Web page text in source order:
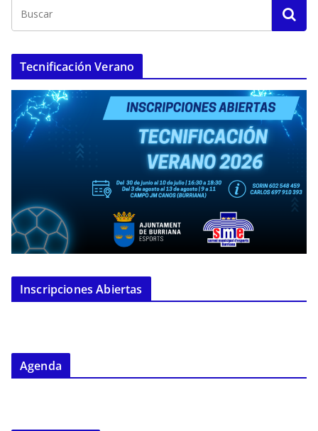
Tecnificación Verano
Inscripciones Abiertas
Agenda